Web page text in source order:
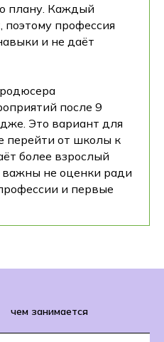
плану. Каждый
профессия
и не даёт
после 9
Это вариант для
перейти от школы к
более взрослый
важны не оценки ради
и первые
чем занимается